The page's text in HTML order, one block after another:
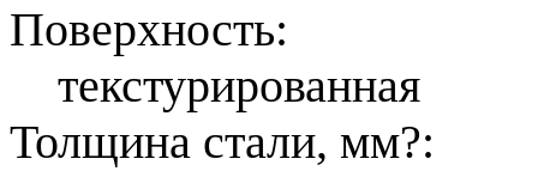
Поверхность:
текстурированная
Толщина стали, мм?: